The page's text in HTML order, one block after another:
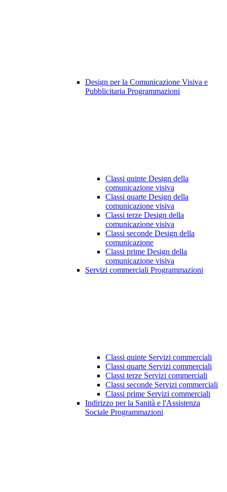
Design per la Comunicazione Visiva e
Pubblicitaria Programmazioni
Classi quinte Design della
comunicazione visiva
Classi quarte Design della
comunicazione visiva
Classi terze Design della
comunicazione visiva
Classi seconde Design della
comunicazione
Classi prime Design della
comunicazione visiva
Servizi commerciali Programmazioni
Classi quinte Servizi commerciali
Classi quarte Servizi commerciali
Classi terze Servizi commerciali
Classi seconde Servizi commerciali
Classi prime Servizi commerciali
Indirizzo per la Sanità e l'Assistenza
Sociale Programmazioni